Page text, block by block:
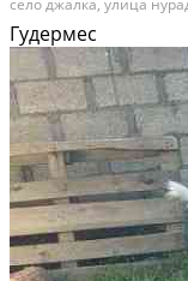
Гудермес